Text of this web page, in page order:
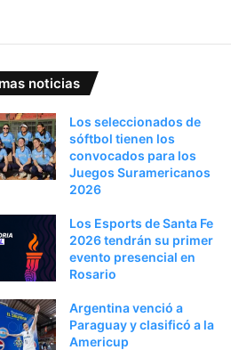
noticias
Los seleccionados de
sóftbol tienen los
convocados para los
Juegos Suramericanos
2026
Los Esports de Santa Fe
2026 tendrán su primer
evento presencial en
Rosario
Argentina venció a
Paraguay y clasificó a la
Americup